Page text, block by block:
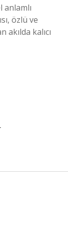
anlamlı
özlü ve
akılda kalıcı